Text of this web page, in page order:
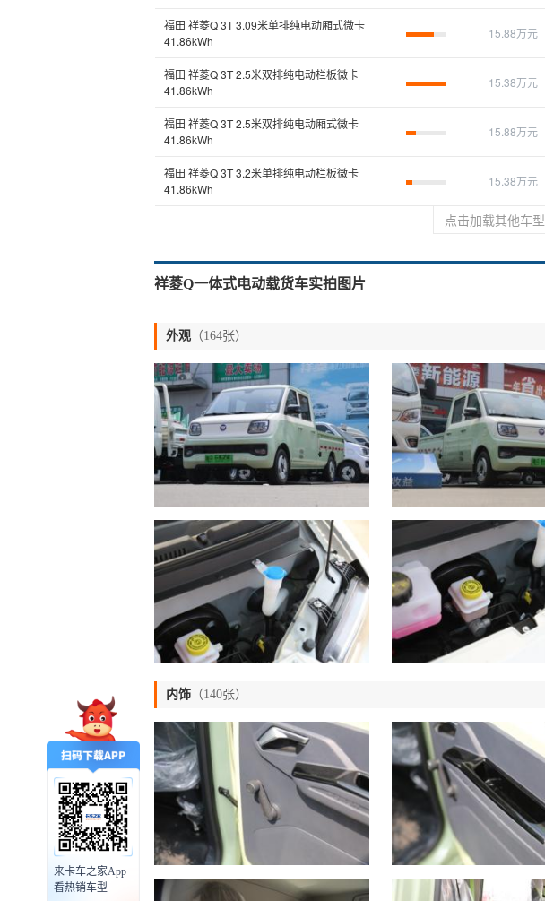
来卡车之家App
看热销车型
福田 祥菱Q 3T 3.09米单排纯电动厢式微卡
41.86kWh
15.88万元
福田 祥菱Q 3T 2.5米双排纯电动栏板微卡
41.86kWh
15.38万元
福田 祥菱Q 3T 2.5米双排纯电动厢式微卡
41.86kWh
15.88万元
福田 祥菱Q 3T 3.2米单排纯电动栏板微卡
41.86kWh
15.38万元
点击加载其他车型
祥菱Q一体式电动载货车实拍图片
外观 （164张）
内饰 （140张）